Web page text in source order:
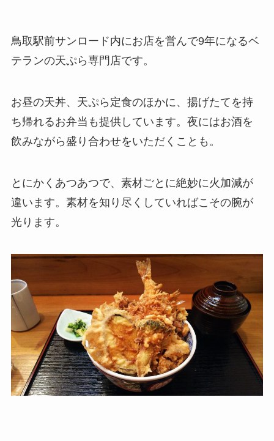
鳥取駅前サンロード内にお店を営んで9年になるベ
テランの天ぷら専門店です。
お昼の天丼、天ぷら定食のほかに、揚げたてを持
ち帰れるお弁当も提供しています。夜にはお酒を
飲みながら盛り合わせをいただくことも。
とにかくあつあつで、素材ごとに絶妙に火加減が
違います。素材を知り尽くしていればこその腕が
光ります。